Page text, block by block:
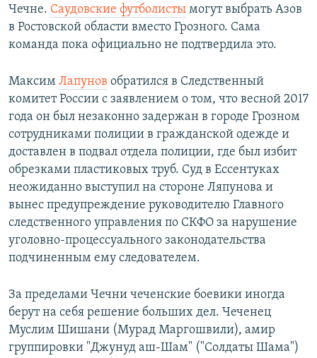
Чечне. Саудовские футболисты могут выбрать Азов
в Ростовской области вместо Грозного. Сама
команда пока официально не подтвердила это.
Максим Лапунов обратился в Следственный
комитет России с заявлением о том, что весной 2017
года он был незаконно задержан в городе Грозном
сотрудниками полиции в гражданской одежде и
доставлен в подвал отдела полиции, где был избит
обрезками пластиковых труб. Суд в Ессентуках
неожиданно выступил на стороне Ляпунова и
вынес предупреждение руководителю Главного
следственного управления по СКФО за нарушение
уголовно-процессуального законодательства
подчиненным ему следователем.
За пределами Чечни чеченские боевики иногда
берут на себя решение больших дел. Чеченец
Муслим Шишани (Мурад Маргошвили), амир
группировки "Джунуд аш-Шам" ("Солдаты Шама")